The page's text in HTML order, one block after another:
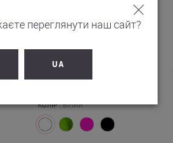
9 990грн.
КОЛІР :БІЛИЙ
переглянути наш сайт?
UA